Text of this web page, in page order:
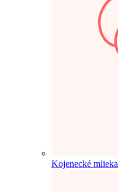
Kojenecké mlieka